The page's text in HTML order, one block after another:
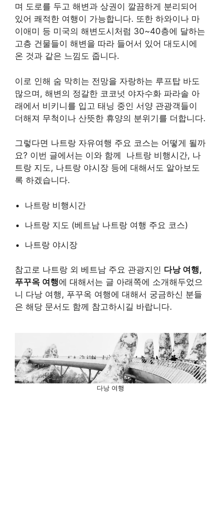
며 도로를 두고 해변과 상권이 깔끔하게 분리되어
있어 쾌적한 여행이 가능합니다. 또한 하와이나 마
이애미 등 미국의 해변도시처럼 30~40층에 달하는
고층 건물들이 해변을 따라 들어서 있어 대도시에
온 것과 같은 느낌도 줍니다.
이로 인해 숨 막히는 전망을 자랑하는 루프탑 바도
많으며, 해변의 정갈한 코코넛 야자수화 파라솔 아
래에서 비키니를 입고 태닝 중인 서양 관광객들이
더해져 무척이나 산뜻한 휴양의 분위기를 더합니다.
그렇다면 나트랑 자유여행 주요 코스는 어떻게 될까
요? 이번 글에서는 이와 함께 나트랑 비행시간, 나
트랑 지도, 나트랑 야시장 등에 대해서도 알아보도
록 하겠습니다.
나트랑 비행시간
나트랑 지도 (베트남 나트랑 여행 주요 코스)
나트랑 야시장
참고로 나트랑 외 베트남 주요 관광지인 다낭 여행,
푸꾸옥 여행에 대해서는 글 아래쪽에 소개해두었으
니 다낭 여행, 푸꾸옥 여행에 대해서 궁금하신 분들
은 해당 문서도 함께 참고하시길 바랍니다.
다낭 여행